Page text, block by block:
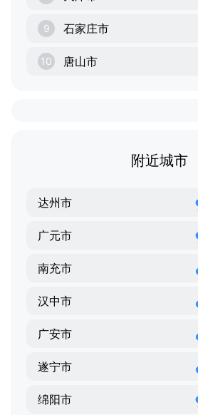
9 石家庄市
10 唐山市
附近城市
达州市
广元市
南充市
汉中市
广安市
遂宁市
绵阳市